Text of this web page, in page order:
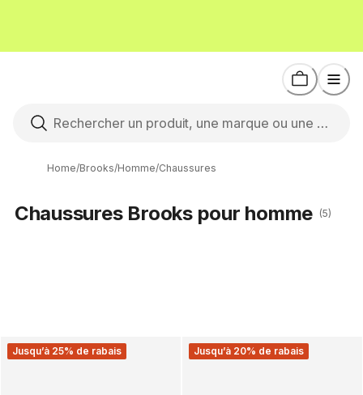
Home/Brooks/Homme/Chaussures
Chaussures Brooks pour homme (5)
Jusqu’à 25% de rabais Jusqu’à 20% de rabais